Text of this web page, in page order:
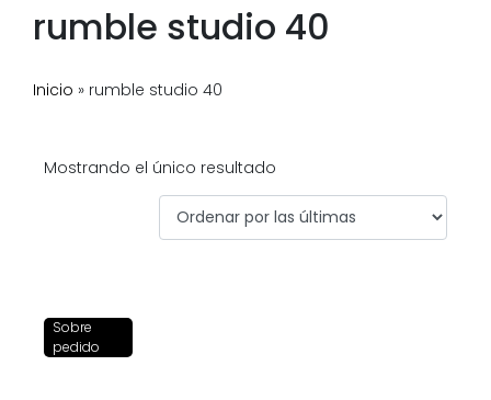
rumble studio 40
Inicio » rumble studio 40
Mostrando el único resultado
Sobre
pedido